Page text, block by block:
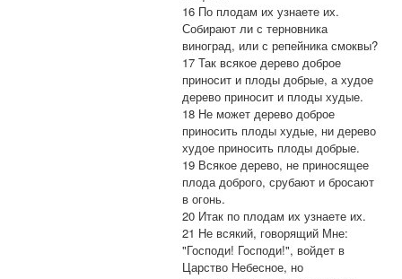
16 По плодам их узнаете их.
Собирают ли с терновника
виноград, или с репейника смоквы?
17 Так всякое дерево доброе
приносит и плоды добрые, а худое
дерево приносит и плоды худые.
18 Не может дерево доброе
приносить плоды худые, ни дерево
худое приносить плоды добрые.
19 Всякое дерево, не приносящее
плода доброго, срубают и бросают
в огонь.
20 Итак по плодам их узнаете их.
21 Не всякий, говорящий Мне:
"Господи! Господи!", войдет в
Царство Небесное, но